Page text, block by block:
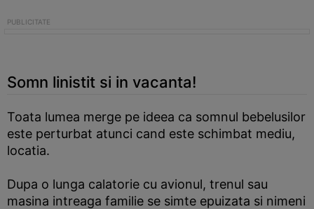
Somn linistit si in vacanta!
Toata lumea merge pe ideea ca somnul bebelusilor
este perturbat atunci cand este schimbat mediu,
locatia.
Dupa o lunga calatorie cu avionul, trenul sau
masina intreaga familie se simte epuizata si nimeni